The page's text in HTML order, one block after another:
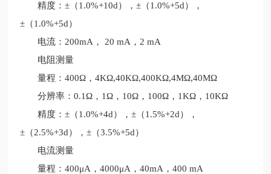
精度：±（1.0%+10d），±（1.0%+5d），
±（1.0%+5d）
电流：200mA， 20 mA，2 mA
电阻测量
量程：400Ω，4KΩ,40KΩ,400KΩ,4MΩ,40MΩ
分辨率：0.1Ω，1Ω，10Ω，100Ω，1KΩ，10KΩ
精度：±（1.0%+4d），±（1.5%+2d），
±（2.5%+3d），±（3.5%+5d）
电流测量
量程：400μA，4000μA，40mA，400 mA